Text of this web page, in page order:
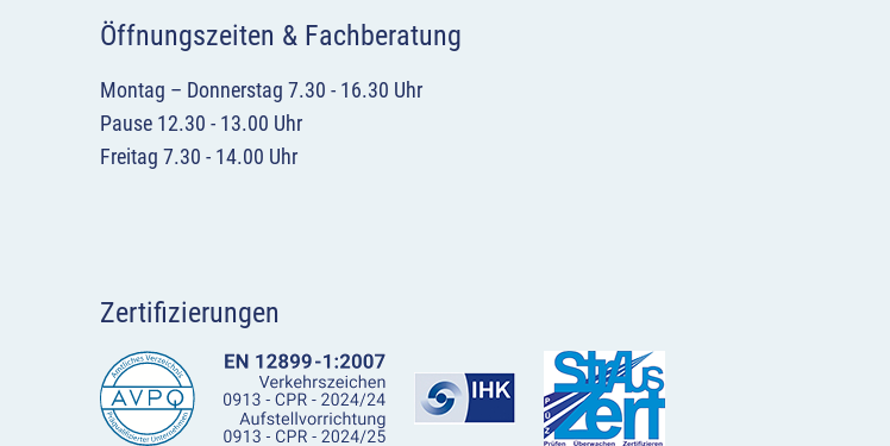
Öffnungszeiten & Fachberatung
Montag – Donnerstag 7.30 - 16.30 Uhr
Pause 12.30 - 13.00 Uhr
Freitag 7.30 - 14.00 Uhr
Zertifizierungen